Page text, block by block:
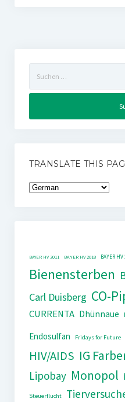
nach:
TRANSLATE THIS
BAYER HV 2011 BAYER HV 2018 BAYER
Bienensterben
Carl Duisberg CO-
CURRENTA Dhünnaue
Endosulfan
Fridays for Future
HIV/AIDS IG
Lipobay Monopol
Steuerflucht